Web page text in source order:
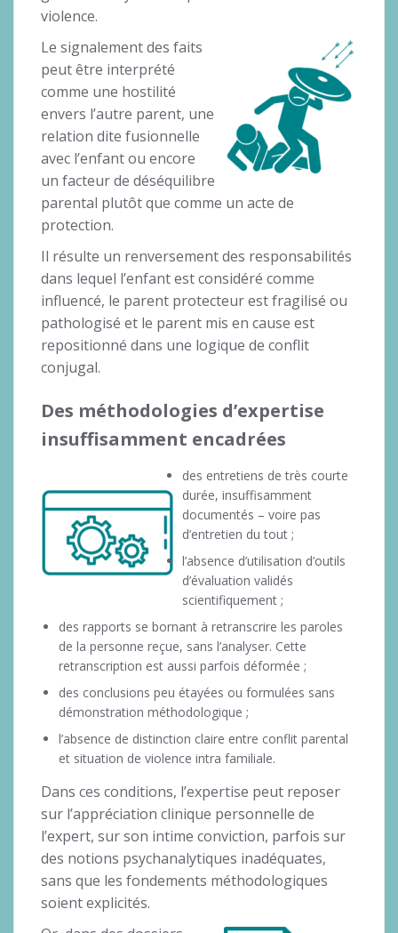
violence.
Le signalement des faits
peut être interprété
comme une hostilité
envers l’autre parent, une
relation dite fusionnelle
avec l’enfant ou encore
un facteur de déséquilibre
parental plutôt que comme un acte de
protection.
Il résulte un renversement des responsabilités
dans lequel l’enfant est considéré comme
influencé, le parent protecteur est fragilisé ou
pathologisé et le parent mis en cause est
repositionné dans une logique de conflit
conjugal.
Des méthodologies d’expertise
insuffisamment encadrées
des entretiens de très courte
durée, insuffisamment
documentés – voire pas
d’entretien du tout ;
l’absence d’utilisation d’outils
d’évaluation validés
scientifiquement ;
des rapports se bornant à retranscrire les paroles
de la personne reçue, sans l’analyser. Cette
retranscription est aussi parfois déformée ;
des conclusions peu étayées ou formulées sans
démonstration méthodologique ;
l’absence de distinction claire entre conflit parental
et situation de violence intra familiale.
Dans ces conditions, l’expertise peut reposer
sur l’appréciation clinique personnelle de
l’expert, sur son intime conviction, parfois sur
des notions psychanalytiques inadéquates,
sans que les fondements méthodologiques
soient explicités.